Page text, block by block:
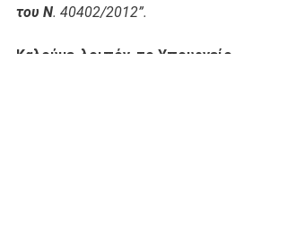
του Ν. 40402/2012”.
Καλούμε, λοιπόν, το Υπουργείο